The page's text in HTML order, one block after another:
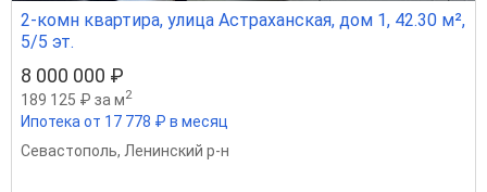
2-комн квартира, улица Астраханская, дом 1, 42.30 м²,
5/5 эт.
8 000 000 ₽
189 125 ₽ за м2
Ипотека от 17 778 ₽ в месяц
Севастополь, Ленинский р-н